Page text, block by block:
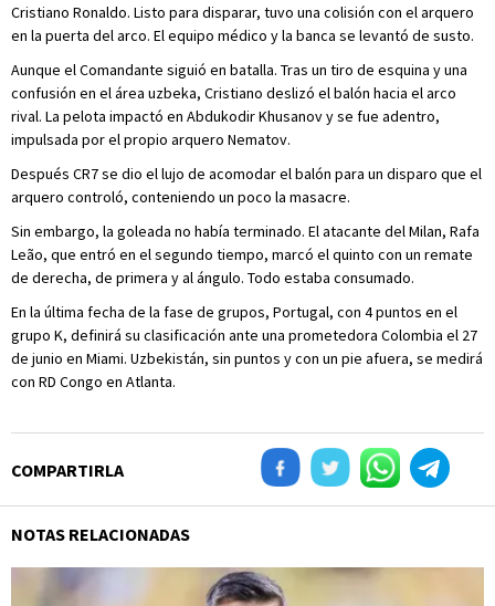
Cristiano Ronaldo. Listo para disparar, tuvo una colisión con el arquero
en la puerta del arco. El equipo médico y la banca se levantó de susto.
Aunque el Comandante siguió en batalla. Tras un tiro de esquina y una
confusión en el área uzbeka, Cristiano deslizó el balón hacia el arco
rival. La pelota impactó en Abdukodir Khusanov y se fue adentro,
impulsada por el propio arquero Nematov.
Después CR7 se dio el lujo de acomodar el balón para un disparo que el
arquero controló, conteniendo un poco la masacre.
Sin embargo, la goleada no había terminado. El atacante del Milan, Rafa
Leão, que entró en el segundo tiempo, marcó el quinto con un remate
de derecha, de primera y al ángulo. Todo estaba consumado.
En la última fecha de la fase de grupos, Portugal, con 4 puntos en el
grupo K, definirá su clasificación ante una prometedora Colombia el 27
de junio en Miami. Uzbekistán, sin puntos y con un pie afuera, se medirá
con RD Congo en Atlanta.
COMPARTIRLA
NOTAS RELACIONADAS